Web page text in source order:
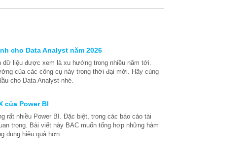
cho Data Analyst năm 2026
dữ liệu được xem là xu hướng trong nhiều năm tới.
của các công cụ này trong thời đại mới. Hãy cùng
cho Data Analyst nhé.
của Power BI
rất nhiều Power BI. Đặc biệt, trong các báo cáo tài
trọng. Bài viết này BAC muốn tổng hợp những hàm
dụng hiệu quả hơn.